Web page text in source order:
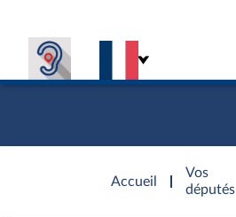
Accueil
d'accueil
Vos
députés